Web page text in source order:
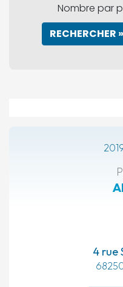
Nombre par
RECHERCHER »
4 rue